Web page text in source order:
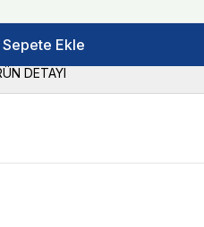
Sepete Ekle
DETAYI